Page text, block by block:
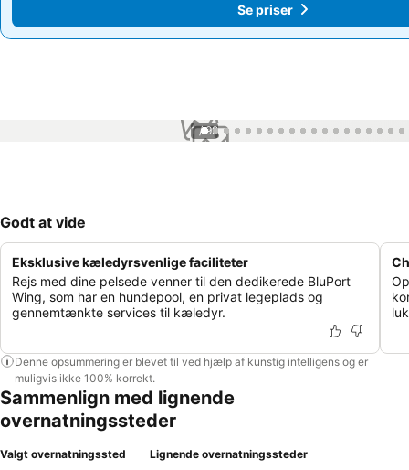
Se priser
1 / 99
Godt at vide
Eksklusive kæledyrsvenlige faciliteter
Rejs med dine pelsede venner til den dedikerede BluPort
Wing, som har en hundepool, en privat legeplads og
gennemtænkte services til kæledyr.
Denne opsummering er blevet til ved hjælp af kunstig intelligens og er
muligvis ikke 100% korrekt.
Sammenlign med lignende
overnatningssteder
Valgt overnatningssted Lignende overnatningssteder